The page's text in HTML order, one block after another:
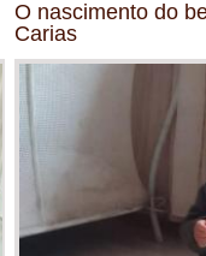
O nascimento do
Carias